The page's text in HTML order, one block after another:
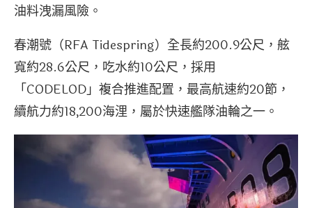
油料洩漏風險。
春潮號（RFA Tidespring）全長約200.9公尺，舷
寬約28.6公尺，吃水約10公尺，採用
「CODELOD」複合推進配置，最高航速約20節，
續航力約18,200海浬，屬於快速艦隊油輪之一。